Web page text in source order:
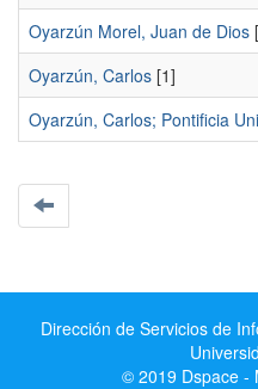
Oyarzún Morel, Juan de Dios
Oyarzún, Carlos [1]
Oyarzún, Carlos; Pontificia
Dirección de Servicios de
© 2019 Dspace -